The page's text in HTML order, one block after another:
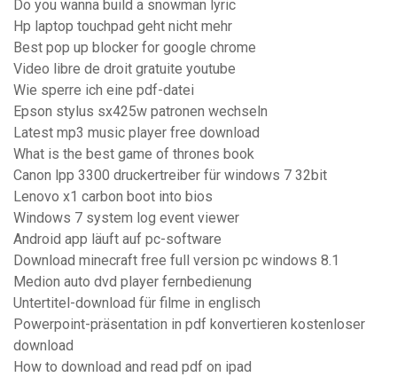
Do you wanna build a snowman lyric
Hp laptop touchpad geht nicht mehr
Best pop up blocker for google chrome
Video libre de droit gratuite youtube
Wie sperre ich eine pdf-datei
Epson stylus sx425w patronen wechseln
Latest mp3 music player free download
What is the best game of thrones book
Canon lpp 3300 druckertreiber für windows 7 32bit
Lenovo x1 carbon boot into bios
Windows 7 system log event viewer
Android app läuft auf pc-software
Download minecraft free full version pc windows 8.1
Medion auto dvd player fernbedienung
Untertitel-download für filme in englisch
Powerpoint-präsentation in pdf konvertieren kostenloser
download
How to download and read pdf on ipad